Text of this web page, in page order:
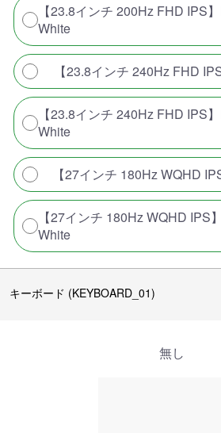
【23.8インチ 200Hz FHD IPS
White
【23.8インチ 240Hz FHD
【23.8インチ 240Hz FHD IPS
White
【27インチ 180Hz WQHD
【27インチ 180Hz WQHD IPS
White
キーボード (KEYBOARD_01)
無し